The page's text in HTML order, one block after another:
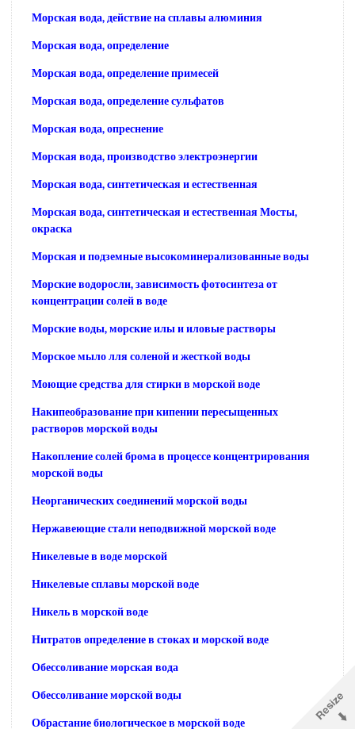
Морская вода, действие на сплавы алюминия
Морская вода, определение
Морская вода, определение примесей
Морская вода, определение сульфатов
Морская вода, опреснение
Морская вода, производство электроэнергии
Морская вода, синтетическая и естественная
Морская вода, синтетическая и естественная Мосты,
окраска
Морская и подземные высокоминерализованные воды
Морские водоросли, зависимость фотосинтеза от
концентрации солей в воде
Морские воды, морские илы и иловые растворы
Морское мыло лля соленой и жесткой воды
Моющие средства для стирки в морской воде
Накипеобразование при кипении пересыщенных
растворов морской воды
Накопление солей брома в процессе концентрирования
морской воды
Неорганических соединений морской воды
Нержавеющие стали неподвижной морской воде
Никелевые в воде морской
Никелевые сплавы морской воде
Никель в морской воде
Нитратов определение в стоках и морской воде
Обессоливание морская вода
Обессоливание морской воды
Обрастание биологическое в морской воде